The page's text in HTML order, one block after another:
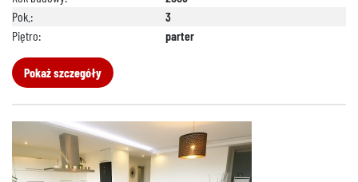
Pok.:
3
Piętro:
parter
Pokaż szczegóły